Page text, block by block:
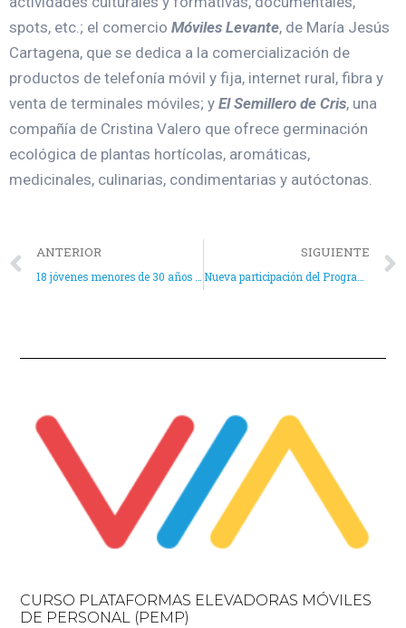
spots, etc.; el comercio Móviles Levante, de María Jesús
Cartagena, que se dedica a la comercialización de
productos de telefonía móvil y fija, internet rural, fibra y
venta de terminales móviles; y El Semillero de Cris, una
compañía de Cristina Valero que ofrece germinación
ecológica de plantas hortícolas, aromáticas,
medicinales, culinarias, condimentarias y autóctonas.
ANTERIOR
18 jóvenes menores de 30 años comienzan a trabajar en el Ayuntamiento de Aspe
SIGUIENTE
Nueva participación del Programa VIA en Radioaspe
CURSO PLATAFORMAS ELEVADORAS MÓVILES
DE PERSONAL (PEMP)